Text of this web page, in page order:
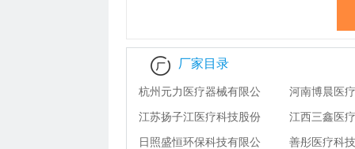
厂家目录
杭州元力医疗器械有限公
司
河南博晨医
司
江苏扬子江医疗科技股份
有限公司
江西三鑫医
限公司
日照盛恒环保科技有限公 善彤医疗科